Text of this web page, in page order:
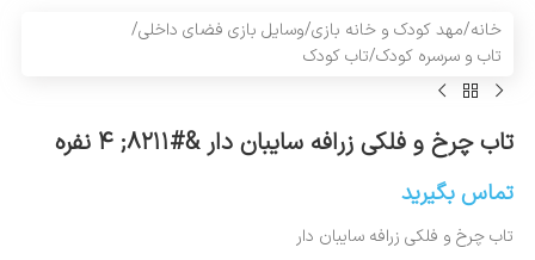
خانه/مهد کودک و خانه بازی/وسایل بازی فضای داخلی/
تاب و سرسره کودک/تاب کودک
تاب چرخ و فلکی زرافه سایبان دار &#۸۲۱۱; ۴ نفره
تماس بگیرید
تاب چرخ و فلکی زرافه سایبان دار